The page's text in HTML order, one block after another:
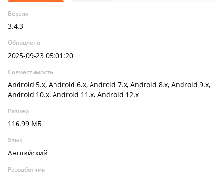
Версия
3.4.3
Обновлено
2025-09-23 05:01:20
Совместимость
Android 5.x, Android 6.x, Android 7.x, Android 8.x, Android 9.x,
Android 10.x, Android 11.x, Android 12.x
Размер
116.99 МБ
Язык
Английский
Разработчик